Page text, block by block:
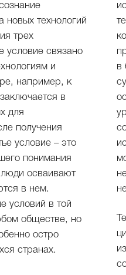
новых технологий
трех
условие связано
и
например, к
в
для
получения
условие – это
понимания
осваивают
в нем.
условий в той
обществе, но
остро
странах.
в